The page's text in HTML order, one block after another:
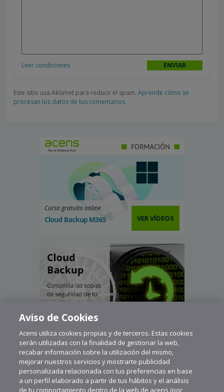
Leer condiciones
Este sitio usa Akismet para reducir el spam. Aprende cómo se
procesan los datos de tus comentarios.
Curso gratuito online
Cloud Backup M365 VER VÍDEOS
Aviso de Cookies
Acens utiliza cookies propias y de terceros. Estas cookies
serán utilizadas con la finalidad de gestionar la web,
recabar información sobre la utilización del mismo,
mejorar nuestros servicios y mostrarte publicidad
personalizada relacionada con tus preferencias en base
a un perfil elaborado a partir de tus hábitos y el análisis
de tu comportamiento dentro de la web de acens (por